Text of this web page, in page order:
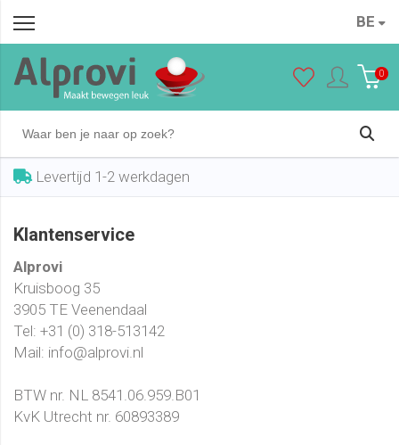
BE
0
Levertijd 1-2 werkdagen
Klantenservice
Alprovi
Kruisboog 35
3905 TE Veenendaal
Tel: +31 (0) 318-513142
Mail: info@alprovi.nl
BTW nr. NL 8541.06.959.B01
KvK Utrecht nr. 60893389